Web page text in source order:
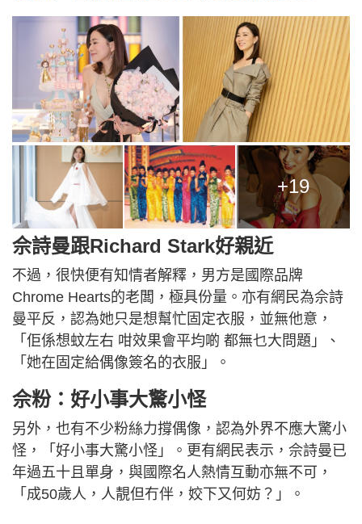
+19
佘詩曼跟Richard Stark好親近
不過，很快便有知情者解釋，男方是國際品牌
Chrome Hearts的老闆，極具份量。亦有網民為佘詩
曼平反，認為她只是想幫忙固定衣服，並無他意，
「佢係想蚊左右 咁效果會平均啲 都無乜大問題」、
「她在固定給偶像簽名的衣服」。
佘粉：好小事大驚小怪
另外，也有不少粉絲力撐偶像，認為外界不應大驚小
怪，「好小事大驚小怪」。更有網民表示，佘詩曼已
年過五十且單身，與國際名人熱情互動亦無不可，
「成50歲人，人靚但冇伴，姣下又何妨？」。